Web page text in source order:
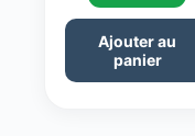
Ajouter au
panier